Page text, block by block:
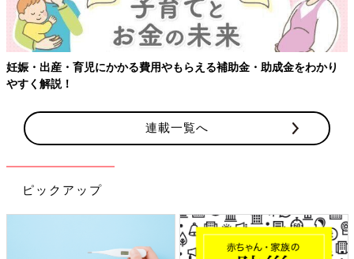
妊娠・出産・育児にかかる費用やもらえる補助金・助成金をわかり
やすく解説！
連載一覧へ
ピックアップ